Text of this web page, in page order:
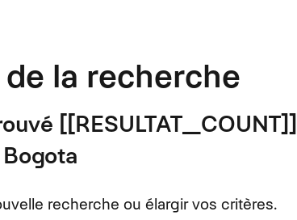
la recherche
recherche ou élargir vos critères.